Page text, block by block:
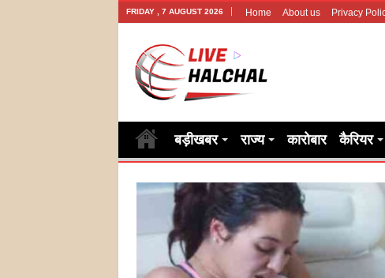
FRIDAY , 7 AUGUST 2026 Home About us Privacy
बड़ीखबर राज्य कारोबार कैरियर